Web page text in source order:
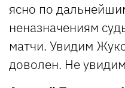
ясно по
неназначениям
матчи. Увидим
доволен. Не